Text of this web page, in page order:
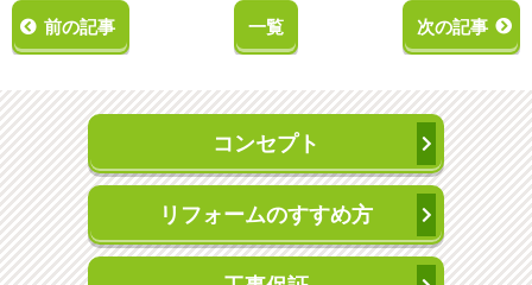
前の記事 一覧 次の記事
コンセプト
リフォームのすすめ方